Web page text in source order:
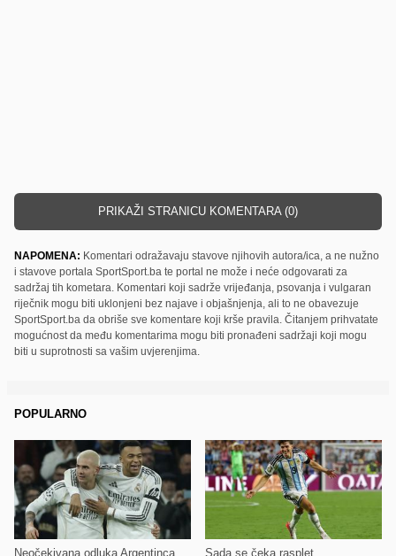
PRIKAŽI STRANICU KOMENTARA (0)
NAPOMENA: Komentari odražavaju stavove njihovih autora/ica, a ne nužno
i stavove portala SportSport.ba te portal ne može i neće odgovarati za
sadržaj tih kometara. Komentari koji sadrže vrijeđanja, psovanja i vulgaran
riječnik mogu biti uklonjeni bez najave i objašnjenja, ali to ne obavezuje
SportSport.ba da obriše sve komentare koji krše pravila. Čitanjem prihvatate
mogućnost da među komentarima mogu biti pronađeni sadržaji koji mogu
biti u suprotnosti sa vašim uvjerenjima.
POPULARNO
Neočekivana odluka Argentinca Sada se čeka rasplet